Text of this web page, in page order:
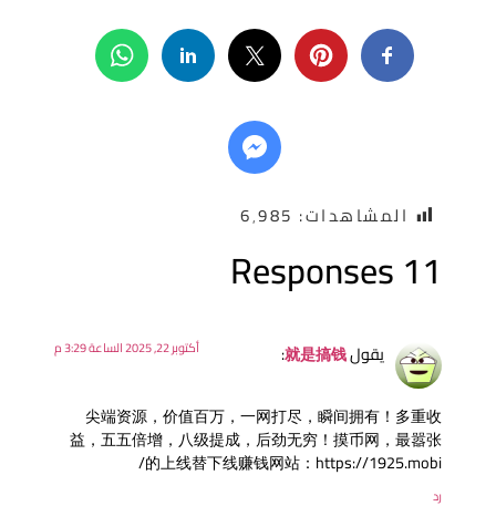
المشاهدات: 6٬985
يقول就是搞钱
:
尖端资源，价值百万，一网打尽，瞬间拥有！多重
益，五五倍增，八级提成，后劲无穷！摸币网，最嚣
的上线替下线赚钱网站：https://